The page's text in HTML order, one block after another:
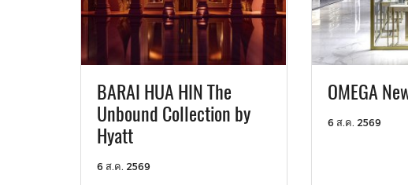
BARAI HUA HIN The
Unbound Collection by
Hyatt
6 ส.ค. 2569
OMEGA
6 ส.ค. 2569